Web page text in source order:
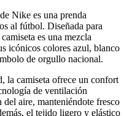
Nike es una prenda
al fútbol. Diseñada para
es una mezcla
icónicos colores azul, blanco
de orgullo nacional.
la camiseta ofrece un confort
de ventilación
aire, manteniéndote fresco
el tejido ligero y elástico